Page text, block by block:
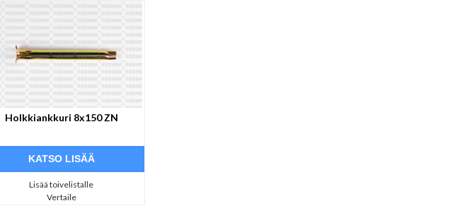
Holkkiankkuri 8x150 ZN
KATSO LISÄÄ
Lisää toivelistalle
Vertaile